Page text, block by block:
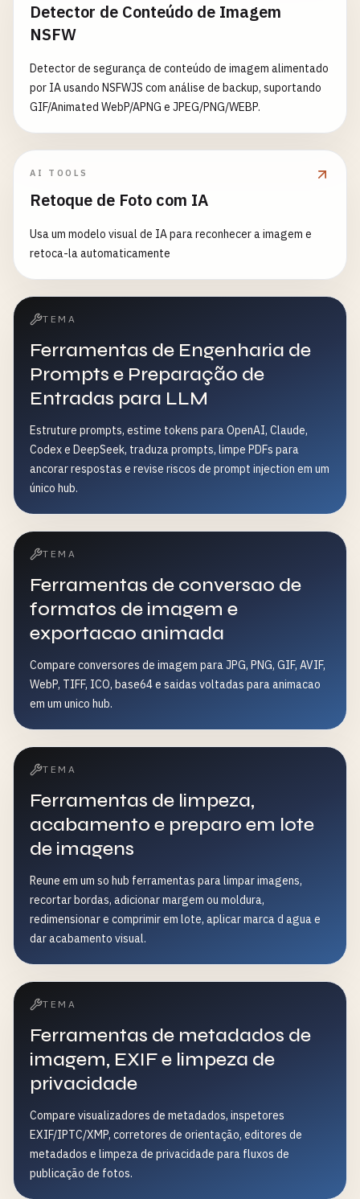
Detector de Conteúdo de Imagem
NSFW
Detector de segurança de conteúdo de imagem alimentado
por IA usando NSFWJS com análise de backup, suportando
GIF/Animated WebP/APNG e JPEG/PNG/WEBP.
AI TOOLS
Retoque de Foto com IA
Usa um modelo visual de IA para reconhecer a imagem e
retoca-la automaticamente
TEMA
Ferramentas de Engenharia de
Prompts e Preparação de
Entradas para LLM
Estruture prompts, estime tokens para OpenAI, Claude,
Codex e DeepSeek, traduza prompts, limpe PDFs para
ancorar respostas e revise riscos de prompt injection em um
único hub.
TEMA
Ferramentas de conversao de
formatos de imagem e
exportacao animada
Compare conversores de imagem para JPG, PNG, GIF, AVIF,
WebP, TIFF, ICO, base64 e saidas voltadas para animacao
em um unico hub.
TEMA
Ferramentas de limpeza,
acabamento e preparo em lote
de imagens
Reune em um so hub ferramentas para limpar imagens,
recortar bordas, adicionar margem ou moldura,
redimensionar e comprimir em lote, aplicar marca d agua e
dar acabamento visual.
TEMA
Ferramentas de metadados de
imagem, EXIF e limpeza de
privacidade
Compare visualizadores de metadados, inspetores
EXIF/IPTC/XMP, corretores de orientação, editores de
metadados e limpeza de privacidade para fluxos de
publicação de fotos.